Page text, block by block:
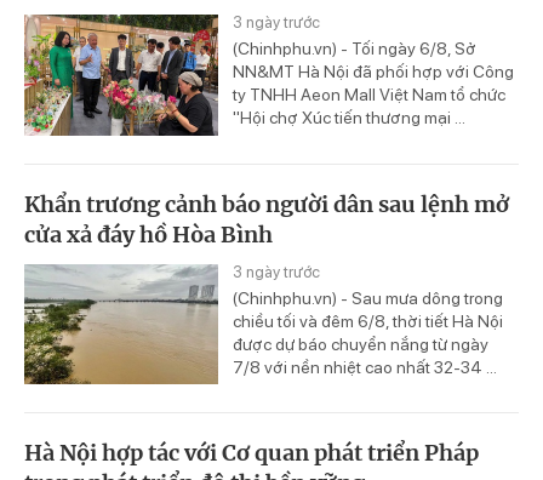
3 ngày trước
(Chinhphu.vn) - Tối ngày 6/8, Sở
NN&MT Hà Nội đã phối hợp với Công
ty TNHH Aeon Mall Việt Nam tổ chức
"Hội chợ Xúc tiến thương mại ...
Khẩn trương cảnh báo người dân sau lệnh mở
cửa xả đáy hồ Hòa Bình
3 ngày trước
(Chinhphu.vn) - Sau mưa dông trong
chiều tối và đêm 6/8, thời tiết Hà Nội
được dự báo chuyển nắng từ ngày
7/8 với nền nhiệt cao nhất 32-34 ...
Hà Nội hợp tác với Cơ quan phát triển Pháp